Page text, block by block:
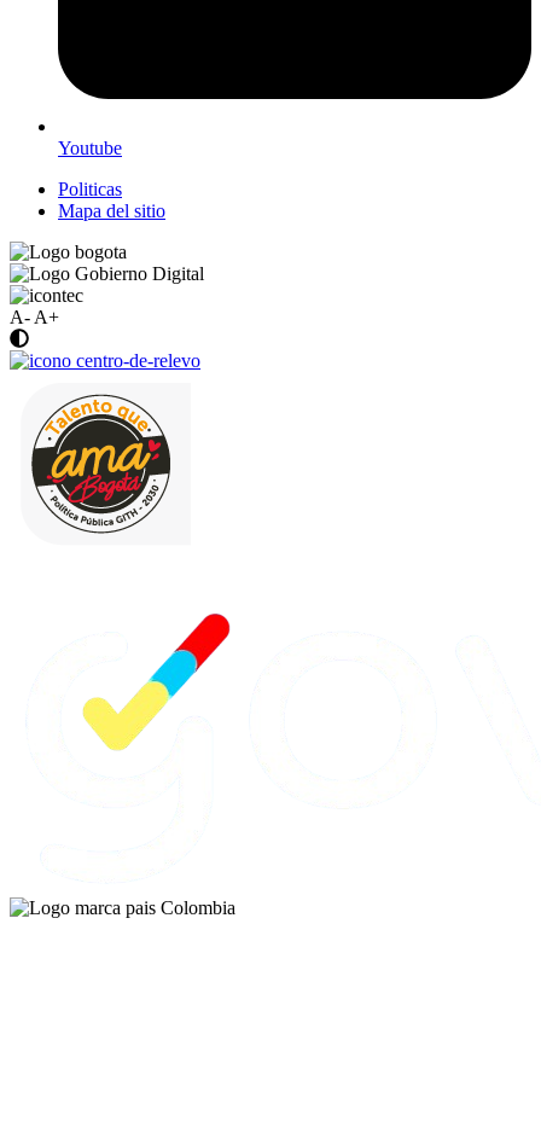
Youtube
Politicas
Mapa del sitio
A- A+